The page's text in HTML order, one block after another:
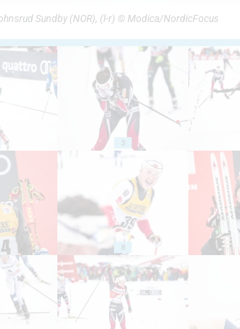
Sundby (NOR), (l-r) © Modica/NordicFocus
3
8